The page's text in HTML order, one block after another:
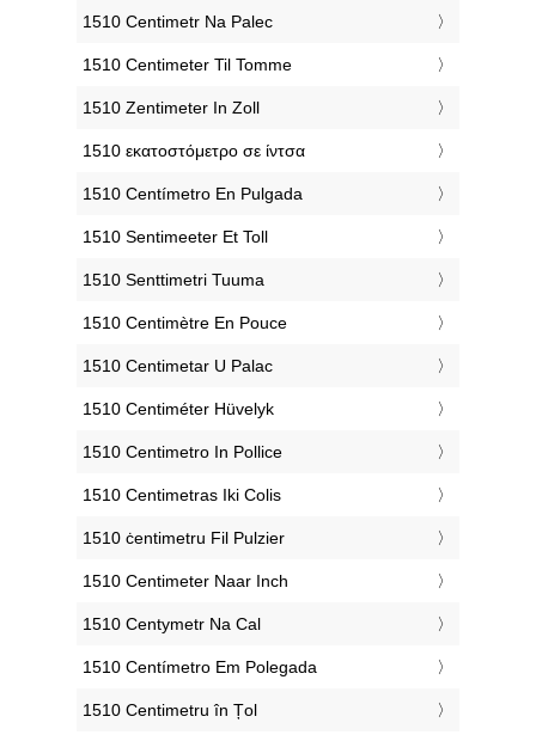
‎1510 Centimetr Na Palec
‎1510 Centimeter Til Tomme
‎1510 Zentimeter In Zoll
‎1510 εκατοστόμετρο σε ίντσα
‎1510 Centímetro En Pulgada
‎1510 Sentimeeter Et Toll
‎1510 Senttimetri Tuuma
‎1510 Centimètre En Pouce
‎1510 Centimetar U Palac
‎1510 Centiméter Hüvelyk
‎1510 Centimetro In Pollice
‎1510 Centimetras Iki Colis
‎1510 ċentimetru Fil Pulzier
‎1510 Centimeter Naar Inch
‎1510 Centymetr Na Cal
‎1510 Centímetro Em Polegada
‎1510 Centimetru în Țol